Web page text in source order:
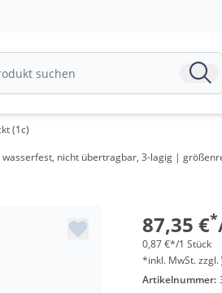
(1c)
nicht übertragbar, 3-lagig |
87,35 €*
ab 10
ab 30
ab 100
ab 300
ab 500
0,87 €*/1 Stück
*inkl. MwSt. zzgl.
Artikelnummer: